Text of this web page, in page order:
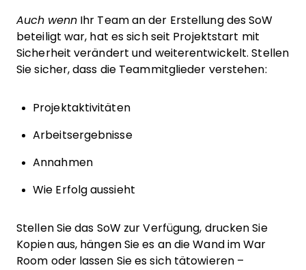
Auch wennIhr Team an der Erstellung des SoW
beteiligt war, hat es sich seit Projektstart mit
Sicherheit verändert und weiterentwickelt. Stellen
Sie sicher, dass die Teammitglieder verstehen:
Projektaktivitäten
Arbeitsergebnisse
Annahmen
Wie Erfolg aussieht
Stellen Sie das SoW zur Verfügung, drucken Sie
Kopien aus, hängen Sie es an die Wand im War
Room oder lassen Sie es sich tätowieren –